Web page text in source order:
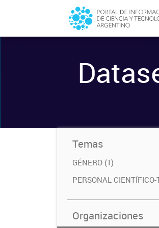
-
Temas
GÉNERO (1)
PERSONAL CIENTÍFICO-
Organizaciones